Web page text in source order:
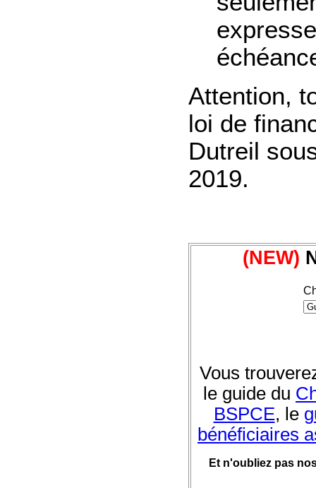
Attention,
loi de
Dutreil
2019.
(NEW)
Vous
le guide du
BSPCE, le
bénéficiaires
Et n'oubliez pas